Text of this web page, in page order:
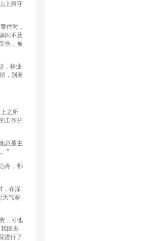
上蹲守
件时，
闪不及
伤，被
，林业
，别看
之所
工作分
总是主
”
疼，都
，在深
天气寒
，可他
回去
进行了